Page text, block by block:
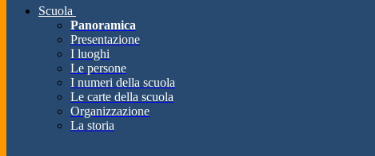
Scuola
Panoramica
Presentazione
I luoghi
Le persone
I numeri della scuola
Le carte della scuola
Organizzazione
La storia